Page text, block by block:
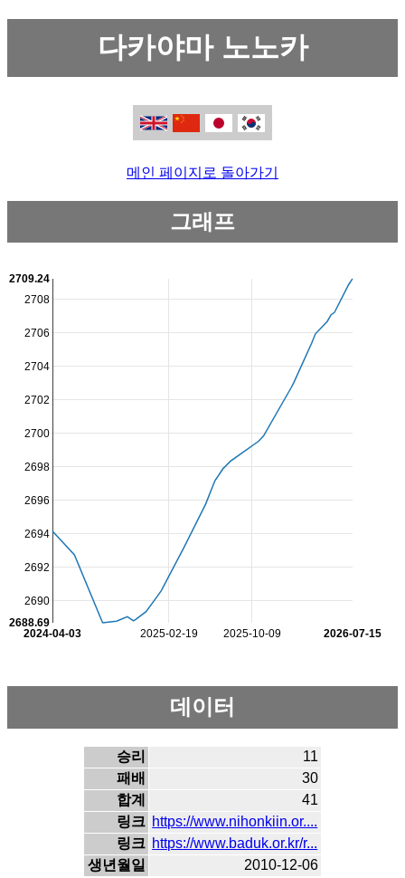
다카야마 노노카
메인 페이지로 돌아가기
그래프
2025-02-19 2025-10-09
2024-04-03 2026-07-15
2690
2692
2694
2696
2698
2700
2702
2704
2706
2708
2688.69
2709.24
데이터
승리
11
패배
30
합계
41
링크 https://www.nihonkiin.or....
링크 https://www.baduk.or.kr/r...
생년월일
2010-12-06